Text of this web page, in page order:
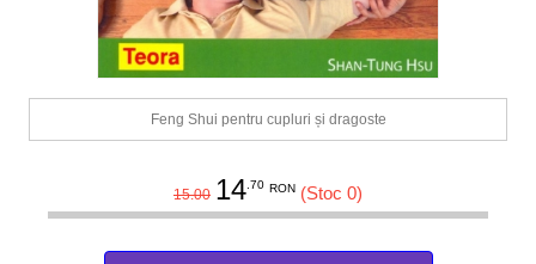
Feng Shui pentru cupluri și dragoste
15.00 14.70 RON (Stoc 0)